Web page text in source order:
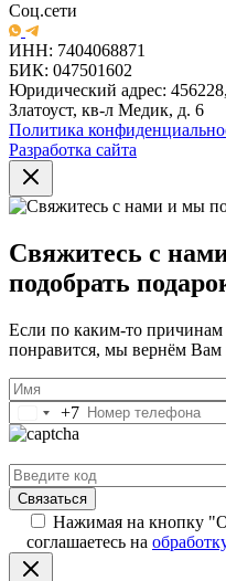
Соц.сети
ИНН: 7404068871
БИК: 047501602
Юридический адрес:
Златоуст, кв-л Медик, д. 6
Политика
Разработка сайта
Свяжитесь с
подобрать
Если по каким-то
понравится, мы вернём
Россия
+7
+7
Нажимая на кнопку
соглашаетесь на